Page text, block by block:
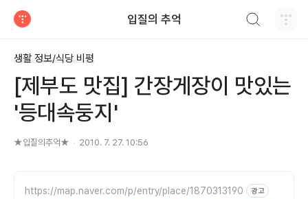
입질의 추억
생활 정보/식당 비평
[제부도 맛집] 간장게장이 맛있는
'등대속둥지'
★입질의추억★ 2010. 7. 27. 10:56
https://map.naver.com/p/entry/place/1870313190 광고